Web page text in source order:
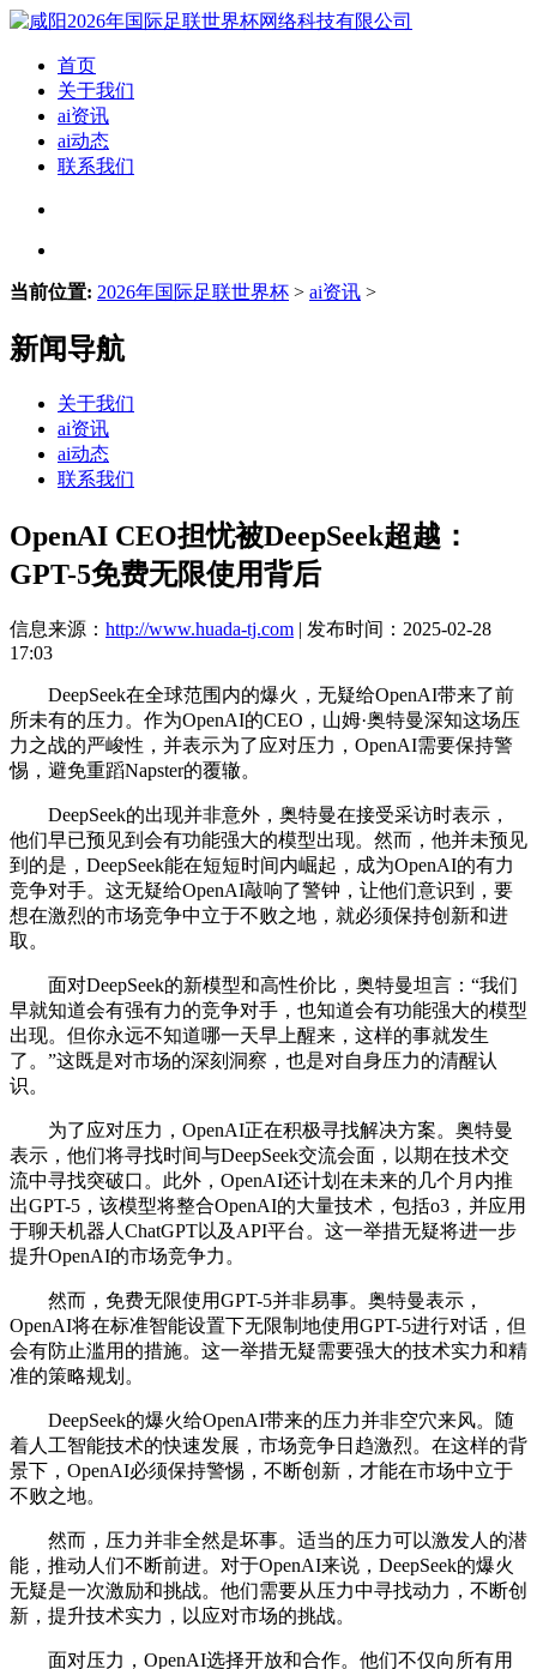
首页
关于我们
ai资讯
ai动态
联系我们
当前位置: 2026年国际足联世界杯 > ai资讯 >
新闻导航
关于我们
ai资讯
ai动态
联系我们
OpenAI CEO担忧被DeepSeek超越：
GPT-5免费无限使用背后
信息来源： http://www.huada-tj.com | 发布时间：2025-02-28
17:03
DeepSeek在全球范围内的爆火，无疑给OpenAI带来了前
所未有的压力。作为OpenAI的CEO，山姆·奥特曼深知这场压
力之战的严峻性，并表示为了应对压力，OpenAI需要保持警
惕，避免重蹈Napster的覆辙。
DeepSeek的出现并非意外，奥特曼在接受采访时表示，
他们早已预见到会有功能强大的模型出现。然而，他并未预见
到的是，DeepSeek能在短短时间内崛起，成为OpenAI的有力
竞争对手。这无疑给OpenAI敲响了警钟，让他们意识到，要
想在激烈的市场竞争中立于不败之地，就必须保持创新和进
取。
面对DeepSeek的新模型和高性价比，奥特曼坦言：“我们
早就知道会有强有力的竞争对手，也知道会有功能强大的模型
出现。但你永远不知道哪一天早上醒来，这样的事就发生
了。”这既是对市场的深刻洞察，也是对自身压力的清醒认
识。
为了应对压力，OpenAI正在积极寻找解决方案。奥特曼
表示，他们将寻找时间与DeepSeek交流会面，以期在技术交
流中寻找突破口。此外，OpenAI还计划在未来的几个月内推
出GPT-5，该模型将整合OpenAI的大量技术，包括o3，并应用
于聊天机器人ChatGPT以及API平台。这一举措无疑将进一步
提升OpenAI的市场竞争力。
然而，免费无限使用GPT-5并非易事。奥特曼表示，
OpenAI将在标准智能设置下无限制地使用GPT-5进行对话，但
会有防止滥用的措施。这一举措无疑需要强大的技术实力和精
准的策略规划。
DeepSeek的爆火给OpenAI带来的压力并非空穴来风。随
着人工智能技术的快速发展，市场竞争日趋激烈。在这样的背
景下，OpenAI必须保持警惕，不断创新，才能在市场中立于
不败之地。
然而，压力并非全然是坏事。适当的压力可以激发人的潜
能，推动人们不断前进。对于OpenAI来说，DeepSeek的爆火
无疑是一次激励和挑战。他们需要从压力中寻找动力，不断创
新，提升技术实力，以应对市场的挑战。
面对压力，OpenAI选择开放和合作。他们不仅向所有用